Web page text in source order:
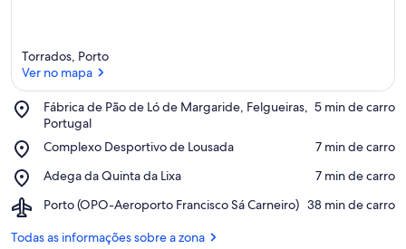
Torrados, Porto
Ver no mapa
Fábrica de Pão de Ló de Margaride, Felgueiras,
Portugal
Place,
Fábrica
de
Pão
de
de
Felgueiras,
‪5 min de carro‬
Complexo Desportivo de Lousada
Place,
Desportivo
Lousada
‪7 min de carro‬
Adega da Quinta da Lixa
Place,
da
da
‪7 min de carro‬
Porto (OPO-Aeroporto Francisco Sá Carneiro)
Airport,
(OPO-
‪38 min de carro‬
Todas as informações sobre a zona